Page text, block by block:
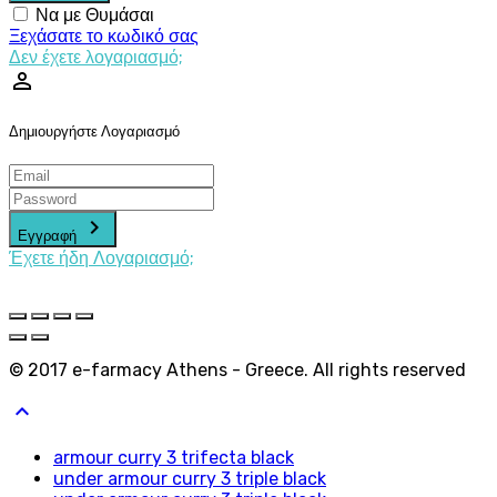
Να με Θυμάσαι
Ξεχάσατε το κωδικό σας
Δεν έχετε λογαριασμό;
perm_identity
Δημιουργήστε Λογαριασμό
Εγγραφή keyboard_arrow_right
Έχετε ήδη Λογαριασμό;
© 2017 e-farmacy Athens - Greece. All rights reserved
keyboard_arrow_up
armour curry 3 trifecta black
under armour curry 3 triple black